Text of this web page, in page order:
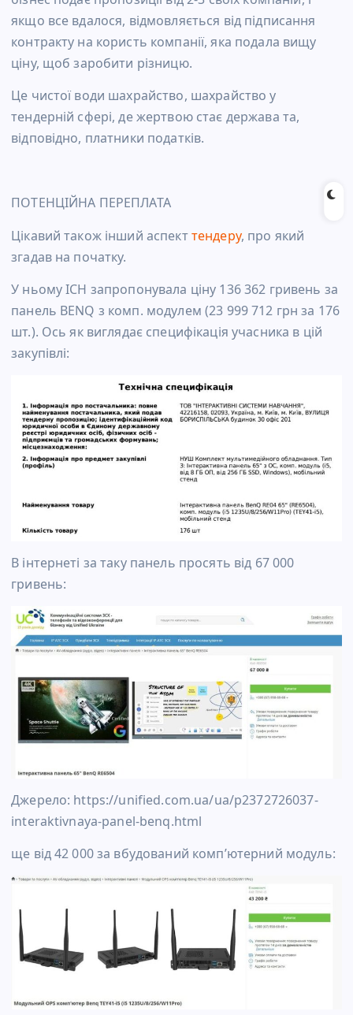
якщо все вдалося, відмовляється від підписання
контракту на користь компанії, яка подала вищу
ціну, щоб заробити різницю.
Це чистої води шахрайство, шахрайство у
тендерній сфері, де жертвою стає держава та,
відповідно, платники податків.
ПОТЕНЦІЙНА ПЕРЕПЛАТА
Цікавий також інший аспекттендеру, про який
згадав на початку.
У ньому ІСН запропонувала ціну 136 362 гривень за
панель BENQ з комп. модулем (23 999 712 грн за 176
шт.). Ось як виглядає специфікація учасника в цій
закупівлі:
В інтернеті за таку панель просять від 67 000
гривень:
Джерело: https://unified.com.ua/ua/p2372726037-
interaktivnaya-panel-benq.html
ще від 42 000 за вбудований комп’ютерний модуль: